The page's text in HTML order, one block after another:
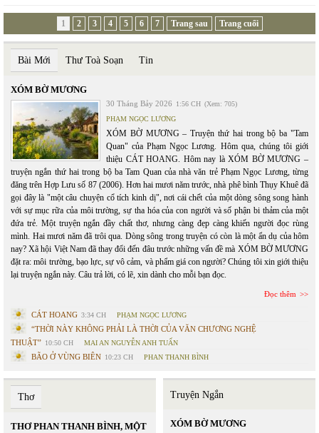
1 2 3 4 5 6 7 Trang sau Trang cuối
Bài Mới Thư Toà Soạn Tin
XÓM BỜ MƯƠNG
30 Tháng Bảy 2026 1:56 CH (Xem: 705)
PHẠM NGỌC LƯƠNG
XÓM BỜ MƯƠNG – Truyện thứ hai trong bộ ba "Tam
Quan" của Phạm Ngọc Lương. Hôm qua, chúng tôi giới
thiệu CÁT HOANG. Hôm nay là XÓM BỜ MƯƠNG –
truyện ngắn thứ hai trong bộ ba Tam Quan của nhà văn trẻ Phạm Ngọc Lương, từng
đăng trên Hợp Lưu số 87 (2006). Hơn hai mươi năm trước, nhà phê bình Thụy Khuê đã
gọi đây là "một câu chuyện cổ tích kinh dị", nơi cái chết của một dòng sông song hành
với sự mục rữa của môi trường, sự tha hóa của con người và số phận bi thảm của một
đứa trẻ. Một truyện ngắn đầy chất thơ, nhưng càng đẹp càng khiến người đọc rùng
mình. Hai mươi năm đã trôi qua. Dòng sông trong truyện có còn là một ẩn dụ của hôm
nay? Xã hội Việt Nam đã thay đổi đến đâu trước những vấn đề mà XÓM BỜ MƯƠNG
đặt ra: môi trường, bạo lực, sự vô cảm, và phẩm giá con người? Chúng tôi xin giới thiệu
lại truyện ngắn này. Câu trả lời, có lẽ, xin dành cho mỗi bạn đọc.
Đọc thêm
CÁT HOANG 3:34 CH PHẠM NGỌC LƯƠNG
“THỜI NÀY KHÔNG PHẢI LÀ THỜI CỦA VĂN CHƯƠNG NGHỆ
THUẬT” 10:50 CH MAI AN NGUYỄN ANH TUẤN
BÃO Ở VÙNG BIÊN 10:23 CH PHAN THANH BÌNH
Thơ
THƠ HUỲNH LIỄU NGẠN - LỤC
Truyện Ngắn
XÓM BỜ MƯƠNG